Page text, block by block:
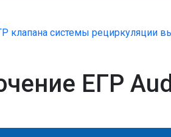
клапана системы рециркуляции
ЕГР